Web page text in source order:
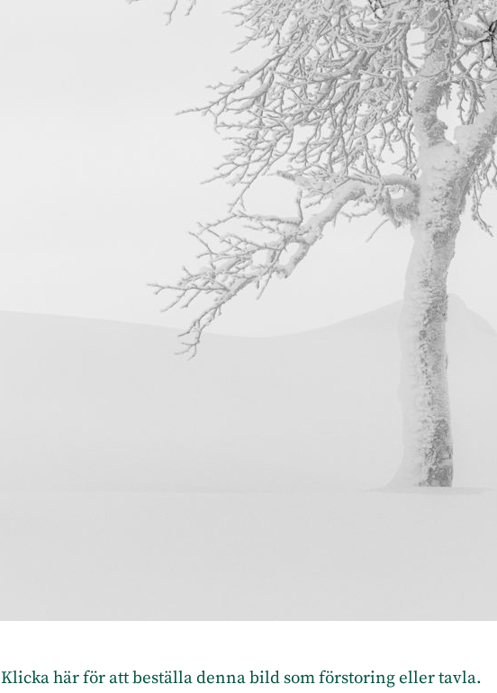
Klicka här för att beställa denna bild som förstoring eller tavla.